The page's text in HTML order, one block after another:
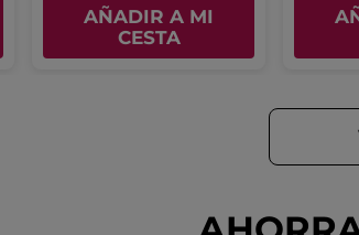
AÑADIR A MI
CESTA